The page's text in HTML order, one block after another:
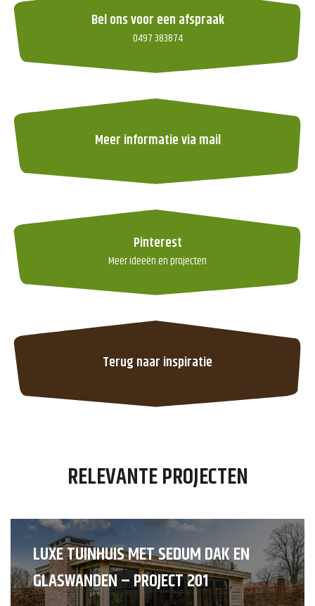
Bel ons voor een afspraak
0497 383874
Meer informatie via mail
Pinterest
Meer ideeën en projecten
Terug naar inspiratie
RELEVANTE PROJECTEN
LUXE TUINHUIS MET SEDUM DAK EN
GLASWANDEN – PROJECT 201